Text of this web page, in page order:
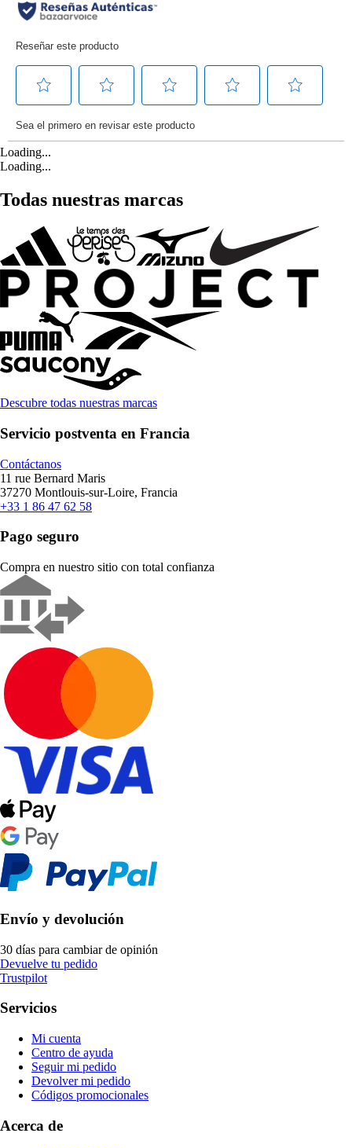
Loading...
Loading...
Todas nuestras marcas
Descubre todas nuestras marcas
Servicio postventa en Francia
Contáctanos
11 rue Bernard Maris
37270 Montlouis-sur-Loire, Francia
+33 1 86 47 62 58
Pago seguro
Compra en nuestro sitio con total confianza
Envío y devolución
30 días para cambiar de opinión
Devuelve tu pedido
Trustpilot
Servicios
Mi cuenta
Centro de ayuda
Seguir mi pedido
Devolver mi pedido
Códigos promocionales
Acerca de